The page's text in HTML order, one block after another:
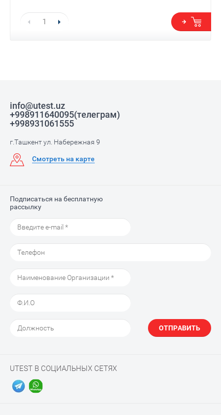
info@utest.uz
+998911640095(телеграм)
+998931061555
г.Ташкент ул. Набережная 9
Смотреть на карте
Подписаться на бесплатную
рассылку
ОТПРАВИТЬ
UTEST В СОЦИАЛЬНЫХ СЕТЯХ